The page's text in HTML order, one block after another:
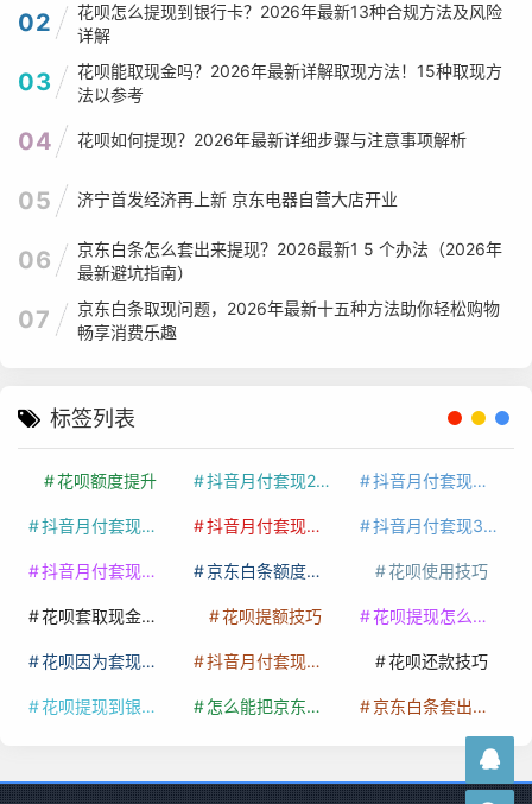
02
花呗怎么提现到银行卡？2026年最新13种合规方法及风险
详解
03
花呗能取现金吗？2026年最新详解取现方法！15种取现方
法以参考
04 花呗如何提现？2026年最新详细步骤与注意事项解析
05 济宁首发经济再上新 京东电器自营大店开业
06
京东白条怎么套出来提现？2026最新1 5 个办法（2026年
最新避坑指南）
07
京东白条取现问题，2026年最新十五种方法助你轻松购物
畅享消费乐趣
标签列表
花呗额度提升 抖音月付套现24小时接单 抖音月付套现怎么套
抖音月付套现多少手续费 抖音月付套现商家有哪些 抖音月付套现30秒技巧
抖音月付套现最新方法 京东白条额度提升 花呗使用技巧
花呗套取现金最佳方法 花呗提额技巧 花呗提现怎么操作
花呗因为套现被限额了这种情况要多久才会好 抖音月付套现秒回100起 花呗还款技巧
花呗提现到银行卡 怎么能把京东白条额度钱套出来 京东白条套出来手续费多少